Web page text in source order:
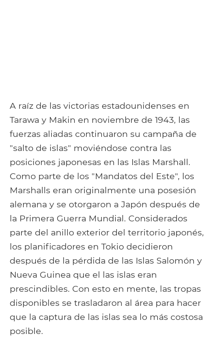
A raíz de las victorias estadounidenses en
Tarawa y Makin en noviembre de 1943, las
fuerzas aliadas continuaron su campaña de
"salto de islas" moviéndose contra las
posiciones japonesas en las Islas Marshall.
Como parte de los "Mandatos del Este", los
Marshalls eran originalmente una posesión
alemana y se otorgaron a Japón después de
la Primera Guerra Mundial. Considerados
parte del anillo exterior del territorio japonés,
los planificadores en Tokio decidieron
después de la pérdida de las Islas Salomón y
Nueva Guinea que el las islas eran
prescindibles. Con esto en mente, las tropas
disponibles se trasladaron al área para hacer
que la captura de las islas sea lo más costosa
posible.